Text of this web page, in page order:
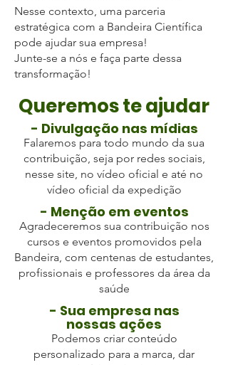
Nesse contexto, uma parceria
estratégica com a Bandeira Científica
pode ajudar sua empresa!
Junte-se a nós e faça parte dessa
transformação!
Queremos te ajudar
- Divulgação nas mídias
Falaremos para todo mundo da sua
contribuição, seja por redes sociais,
nesse site, no vídeo oficial e até no
vídeo oficial da expedição
- Menção em eventos
Agradeceremos sua contribuição nos
cursos e eventos promovidos pela
Bandeira, com centenas de estudantes,
profissionais e professores da área da
saúde
- Sua empresa nas
nossas ações
Podemos criar conteúdo
personalizado para a marca, dar